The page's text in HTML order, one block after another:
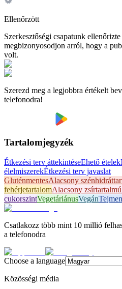
Ellenőrzött
Szerkesztőségi csapatunk
megbizonyosodjon arról, hogy a
volt.
Szerezd meg a legjobbra értékelt
telefonodra!
Tartalomjegyzék
Étkezési terv áttekintéseEhető ételek
élelmiszerekÉtkezési terv javaslat
GluténmentesAlacsony
fehérjetartalomAlacsony zsírtartalmú
cukorszintVegetáriánusVegán
Csatlakozz több mint 10 millió
a telefonodra
Choose a language
Közösségi média